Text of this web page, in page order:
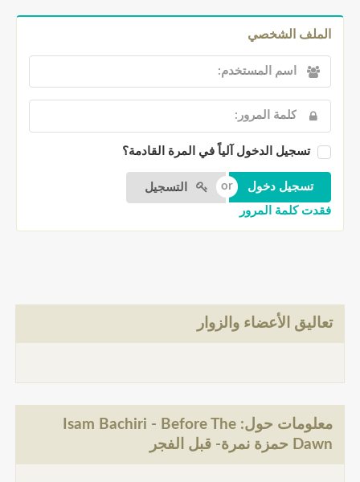
الملف الشخصي
تسجيل الدخول آلياً في المرة القادمة؟
التسجيل
فقدت كلمة المرور
تعاليق الأعضاء والزوار
معلومات حول: Isam Bachiri - Before The
Dawn حمزة نمرة- قبل الفجر